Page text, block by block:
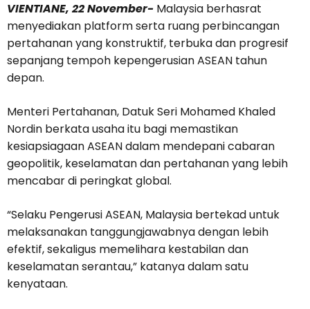
VIENTIANE, 22 November- Malaysia berhasrat
menyediakan platform serta ruang perbincangan
pertahanan yang konstruktif, terbuka dan progresif
sepanjang tempoh kepengerusian ASEAN tahun
depan.
Menteri Pertahanan, Datuk Seri Mohamed Khaled
Nordin berkata usaha itu bagi memastikan
kesiapsiagaan ASEAN dalam mendepani cabaran
geopolitik, keselamatan dan pertahanan yang lebih
mencabar di peringkat global.
“Selaku Pengerusi ASEAN, Malaysia bertekad untuk
melaksanakan tanggungjawabnya dengan lebih
efektif, sekaligus memelihara kestabilan dan
keselamatan serantau,” katanya dalam satu
kenyataan.